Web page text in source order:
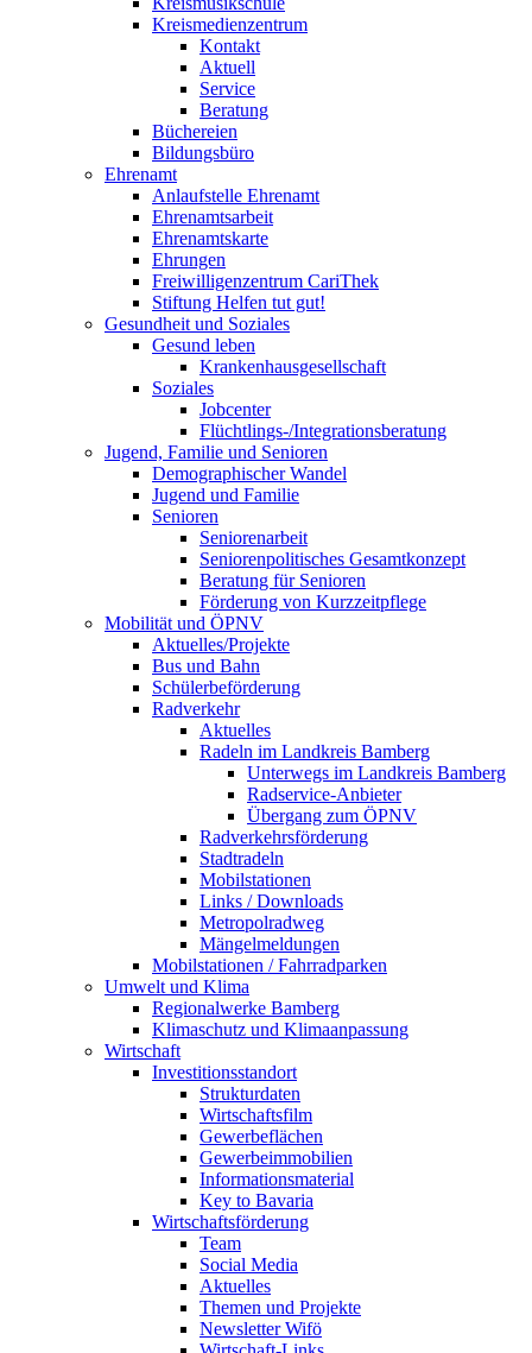
Kreismedienzentrum
Kontakt
Aktuell
Service
Beratung
Büchereien
Bildungsbüro
Ehrenamt
Anlaufstelle Ehrenamt
Ehrenamtsarbeit
Ehrenamtskarte
Ehrungen
Freiwilligenzentrum CariThek
Stiftung Helfen tut gut!
Gesundheit und Soziales
Gesund leben
Krankenhausgesellschaft
Soziales
Jobcenter
Flüchtlings-/Integrationsberatung
Jugend, Familie und Senioren
Demographischer Wandel
Jugend und Familie
Senioren
Seniorenarbeit
Seniorenpolitisches Gesamtkonzept
Beratung für Senioren
Förderung von Kurzzeitpflege
Mobilität und ÖPNV
Aktuelles/Projekte
Bus und Bahn
Schülerbeförderung
Radverkehr
Aktuelles
Radeln im Landkreis Bamberg
Unterwegs im Landkreis Bamberg
Radservice-Anbieter
Übergang zum ÖPNV
Radverkehrsförderung
Stadtradeln
Mobilstationen
Links / Downloads
Metropolradweg
Mängelmeldungen
Mobilstationen / Fahrradparken
Umwelt und Klima
Regionalwerke Bamberg
Klimaschutz und Klimaanpassung
Wirtschaft
Investitionsstandort
Strukturdaten
Wirtschaftsfilm
Gewerbeflächen
Gewerbeimmobilien
Informationsmaterial
Key to Bavaria
Wirtschaftsförderung
Team
Social Media
Aktuelles
Themen und Projekte
Newsletter Wifö